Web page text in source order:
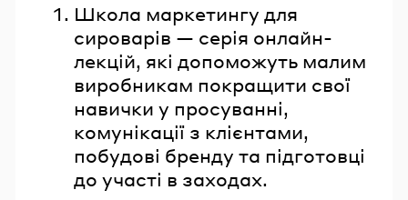
Школа маркетингу для
сироварів — серія онлайн-
лекцій, які допоможуть малим
виробникам покращити свої
навички у просуванні,
комунікації з клієнтами,
побудові бренду та підготовці
до участі в заходах.